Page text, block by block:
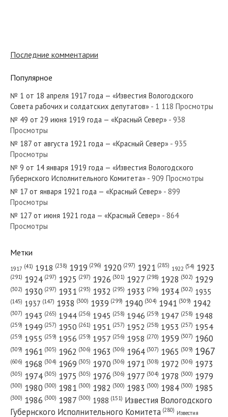
№ 286 от декабря 1940 года — «Красный Север»
№ 47 от февраля 1973 года — «Красный Север»
№ 278 от декабря 1934 года — «Красный Север»
№ 122 от июня 1930 года — «Красный Север»
№ 170 от июля 1965 года — «Красный Север»
Последние комментарии
Популярное
№ 1 от 18 апреля 1917 года — «Известия Вологодского
Совета рабочих и солдатских депутатов» - 1 118 Просмотры
№ 49 от 29 июня 1919 года — «Красный Север» - 938
Просмотры
№ 187 от августа 1921 года — «Красный Север» - 935
Просмотры
№ 9 от 14 января 1919 года — «Известия Вологодского
Губернского Исполнительного Комитета» - 909 Просмотры
№ 17 от января 1921 года — «Красный Север» - 899
Просмотры
№ 127 от июня 1921 года — «Красный Север» - 864
Просмотры
Метки
1917 (41) 1918 (238) 1919 (296) 1920 (297) 1921 (285) 1922 (54) 1923
(291) 1924 (297) 1925 (297) 1926 (301) 1927 (298) 1928 (302) 1929
(302) 1930 (297) 1931 (293) 1932 (295) 1933 (296) 1934 (302) 1935
(145) 1937 (147) 1938 (300) 1939 (299) 1940 (304) 1941 (309) 1942
(307) 1943 (265) 1944 (256) 1945 (258) 1946 (259) 1947 (258) 1948
(259) 1949 (257) 1950 (261) 1951 (257) 1952 (258) 1953 (257) 1954
(259) 1955 (259) 1956 (259) 1957 (256) 1958 (270) 1959 (307) 1960
(309) 1961 (305) 1962 (306) 1963 (306) 1964 (307) 1965 (309) 1967
(606) 1968 (304) 1969 (305) 1970 (306) 1971 (308) 1972 (306) 1973
(305) 1974 (305) 1975 (305) 1976 (306) 1977 (304) 1978 (300) 1979
(300) 1980 (300) 1981 (300) 1982 (300) 1983 (300) 1984 (300) 1985
(300) 1986 (300) 1987 (300) 1988 (151) Известия Вологодского
Губернского Исполнительного Комитета (280) Известия